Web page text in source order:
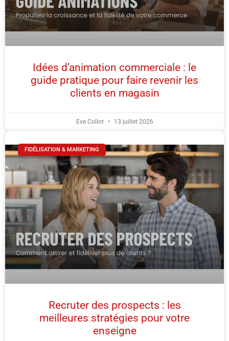
Idées d’animation commerciale : le
guide pratique pour faire revenir les
clients en magasin
Eve Collot 13 juillet 2026
FIDÉLISATION & MARKETING
Recruter des prospects : les
meilleures stratégies pour votre
enseigne